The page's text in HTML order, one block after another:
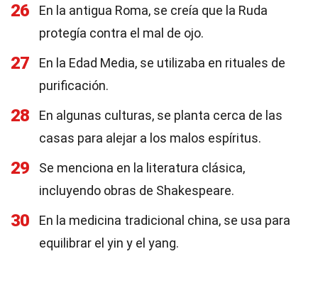
26
En la antigua Roma, se creía que la Ruda
protegía contra el mal de ojo.
27
En la Edad Media, se utilizaba en rituales de
purificación.
28
En algunas culturas, se planta cerca de las
casas para alejar a los malos espíritus.
29
Se menciona en la literatura clásica,
incluyendo obras de Shakespeare.
30
En la medicina tradicional china, se usa para
equilibrar el yin y el yang.